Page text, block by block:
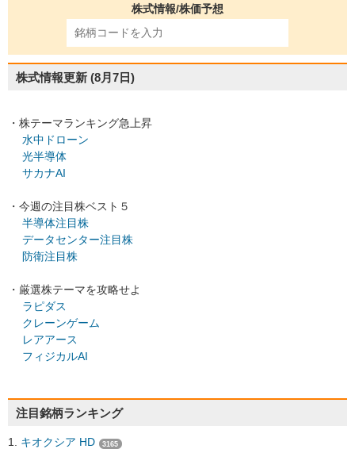
株式情報/株価予想
株式情報更新 (8月7日)
・株テーマランキング急上昇
水中ドローン
光半導体
サカナAI
・今週の注目株ベスト５
半導体注目株
データセンター注目株
防衛注目株
・厳選株テーマを攻略せよ
ラピダス
クレーンゲーム
レアアース
フィジカルAI
注目銘柄ランキング
キオクシア HD 3165